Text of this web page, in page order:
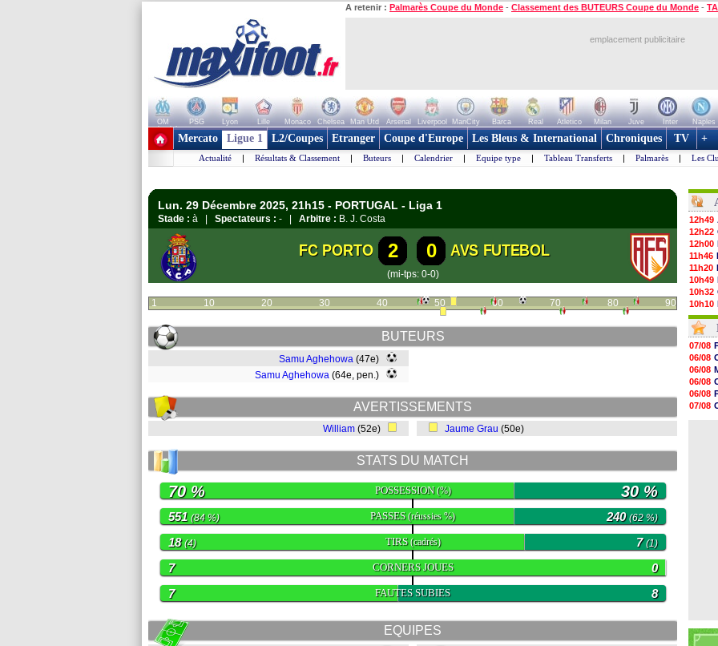
A retenir : Palmarès Coupe du Monde - Classement des BUTEURS Coupe du Monde -
emplacement publicitaire
OM PSG Lyon Lille Monaco Chelsea Man Utd Arsenal Liverpool ManCity Barca Real Atletico Milan Juve Inter Naples
+ de clubs
Mercato Ligue 1 L2/Coupes Etranger Coupe d'Europe Les Bleus & International Chroniques TV +
Actualité | Résultats & Classement | Buteurs | Calendrier | Equipe type | Tableau Transferts | Palmarès | Les
Lun. 29 Décembre 2025, 21h15 - PORTUGAL - Liga 1
Stade : à | Spectateurs : - | Arbitre : B. J. Costa
FC PORTO 2 0 AVS FUTEBOL
(mi-tps: 0-0)
1 10 20 30 40 50 60 70 80 90
BUTEURS
Samu Aghehowa (47e)
Samu Aghehowa (64e, pen.)
AVERTISSEMENTS
William (52e) Jaume Grau (50e)
STATS DU MATCH
POSSESSION(%)
70 % 30 %
PASSES(réussies %)
551 (84 %) 240(62 %)
TIRS(cadrés)
18(4) 7(1)
CORNERS JOUES
7 0
FAUTES SUBIES
7 8
EQUIPES
12h49
12h22
12h00
11h46
11h20
10h49
10h32
10h10
09h49
09h35
09h08
08h54
08h32
07/08
07/08
07/08
07/08
07/08
06/08
06/08
06/08
06/08
07/08